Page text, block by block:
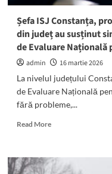
înscriși
Bac
2026:
Calendarul
COMPLET
examenelor
Șefa ISJ Constanța,
din județ au susținut
de Evaluare Națională
admin
16 martie 2026
La nivelul județului
de Evaluare Națională
fără probleme,...
Read MoreRead
Șefa
ISJ